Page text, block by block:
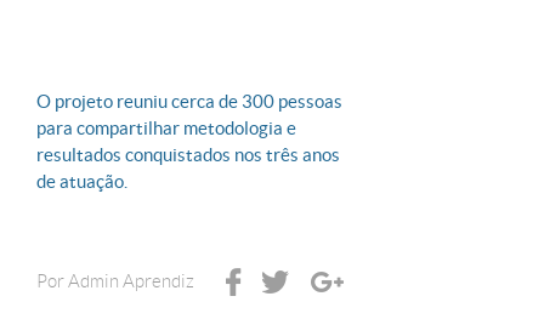
O projeto reuniu cerca de 300 pessoas
para compartilhar metodologia e
resultados conquistados nos três anos
de atuação.
PorAdmin Aprendiz